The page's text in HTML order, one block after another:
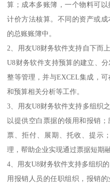
算；成本多账簿，一个物料可
计价方法核算。不同的资产或
的总账账簿中。
2、用友U8财务软件支持自下而
U8财务软件支持预算的建立、
整等管理，并与EXCEL集成，
和预算相关分析等工作。
3、用友U8财务软件支持多组织
以提供空白票据的领用和报销
票、拒付、展期、托收、提示
理，帮助企业实现通过票据短期融
4、用友U8财务软件支持多组织
用报销人员的任职组织，报销